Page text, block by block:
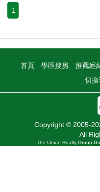
1
首頁 學區搜房 推薦經
切換
Copyright © 2005-
All
The Onion Realty Group